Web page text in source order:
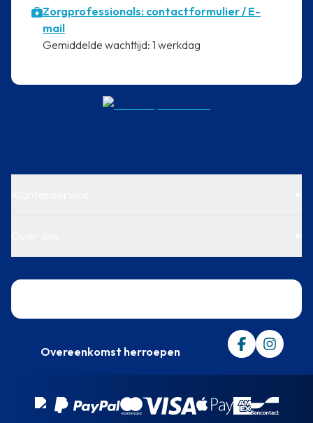
Zorgprofessionals: contactformulier / E-
mail
⁠Gemiddelde wachttijd: 1 werkdag
Overeenkomst herroepen